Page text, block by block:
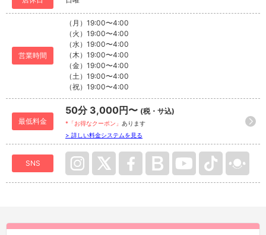
営業時間
（月）19:00〜4:00
（火）19:00〜4:00
（水）19:00〜4:00
（木）19:00〜4:00
（金）19:00〜4:00
（土）19:00〜4:00
（祝）19:00〜4:00
最低料金
50分 3,000円〜 (税・サ込)
*「お得なクーポン」 あります
> 詳しい料金システムを見る
SNS